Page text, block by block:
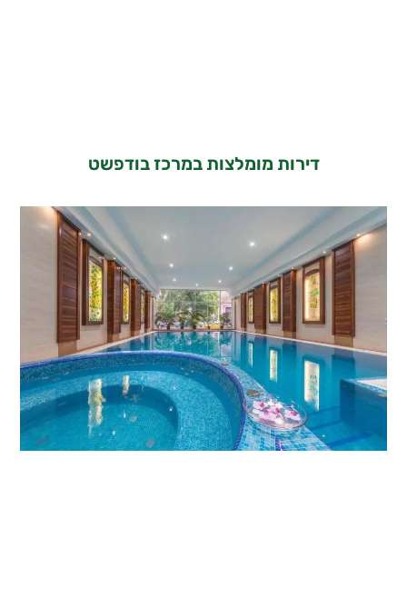
דירות מומלצות במרכז בודפשט